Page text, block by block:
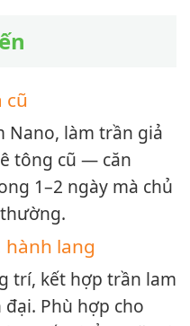
cũ
Nano, làm trần giả
tông cũ — căn
1–2 ngày mà chủ
hành lang
trí, kết hợp trần lam
Phù hợp cho